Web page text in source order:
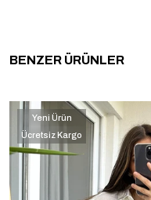
BENZER ÜRÜNLER
Yeni Ürün
Ücretsiz Kargo